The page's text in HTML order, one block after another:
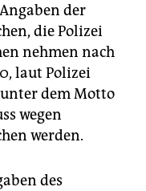
der
die Polizei
nehmen nach
laut Polizei
dem Motto
wegen
werden.
des